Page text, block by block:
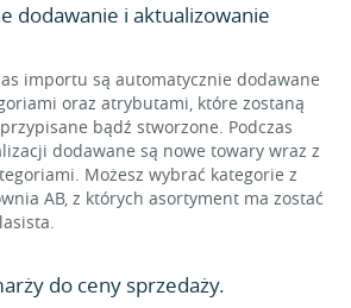
dodawanie i aktualizowanie
importu są automatycznie dodawane
oraz atrybutami, które zostaną
bądź stworzone. Podczas
dodawane są nowe towary wraz z
Możesz wybrać kategorie z
AB, z których asortyment ma zostać
do ceny sprzedaży.